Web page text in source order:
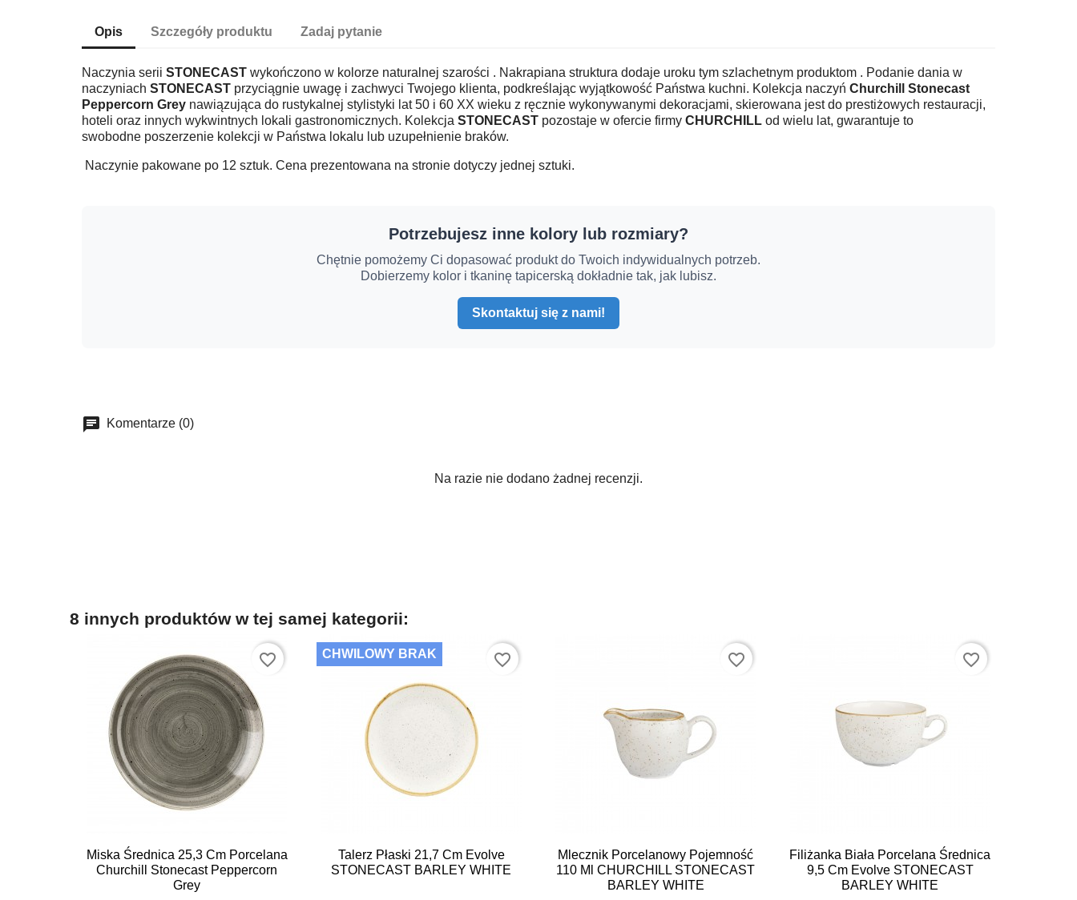
Opis Szczegóły produktu Zadaj pytanie
Naczynia serii STONECAST wykończono w kolorze naturalnej szarości . Nakrapiana struktura dodaje uroku tym szlachetnym produktom . Podanie dania w
naczyniach STONECAST przyciągnie uwagę i zachwyci Twojego klienta, podkreślając wyjątkowość Państwa kuchni. Kolekcja naczyń Churchill Stonecast
Peppercorn Grey nawiązująca do rustykalnej stylistyki lat 50 i 60 XX wieku z ręcznie wykonywanymi dekoracjami, skierowana jest do prestiżowych restauracji,
hoteli oraz innych wykwintnych lokali gastronomicznych. Kolekcja STONECAST pozostaje w ofercie firmy CHURCHILL od wielu lat, gwarantuje to
swobodne poszerzenie kolekcji w Państwa lokalu lub uzupełnienie braków.
Naczynie pakowane po 12 sztuk. Cena prezentowana na stronie dotyczy jednej sztuki.
Potrzebujesz inne kolory lub rozmiary?
Chętnie pomożemy Ci dopasować produkt do Twoich indywidualnych potrzeb.
Dobierzemy kolor i tkaninę tapicerską dokładnie tak, jak lubisz.
Skontaktuj się z nami!
Komentarze (0)
Na razie nie dodano żadnej recenzji.
8 innych produktów w tej samej kategorii:
Miska Średnica 25,3 Cm Porcelana
Churchill Stonecast Peppercorn
Grey
Szybki podgląd
favorite_border
Talerz Płaski 21,7 Cm Evolve
STONECAST BARLEY WHITE
CHWILOWY BRAK
Szybki podgląd
favorite_border
Mlecznik Porcelanowy Pojemność
110 Ml CHURCHILL STONECAST
BARLEY WHITE
Szybki podgląd
favorite_border
Filiżanka Biała Porcelana Średnica
9,5 Cm Evolve STONECAST
BARLEY WHITE
Szybki podgląd
favorite_border